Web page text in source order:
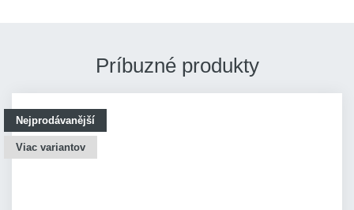
Príbuzné produkty
Nejprodávanější
Viac variantov